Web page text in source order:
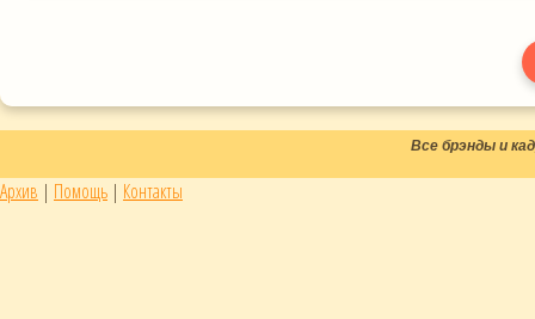
Все брэнды и
Архив | Помощь | Контакты